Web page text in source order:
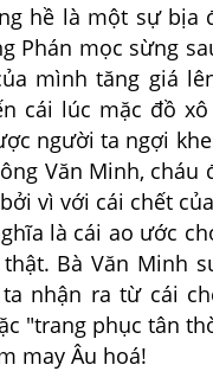
hề là một sự bịa
Phán mọc sừng
mình tăng giá
cái lúc mặc đồ
người ta ngợi
Văn Minh,
vì với cái chết
là cái ao ước
Bà Văn Minh
nhận ra từ cái
"trang phục tân
may Âu hoá!